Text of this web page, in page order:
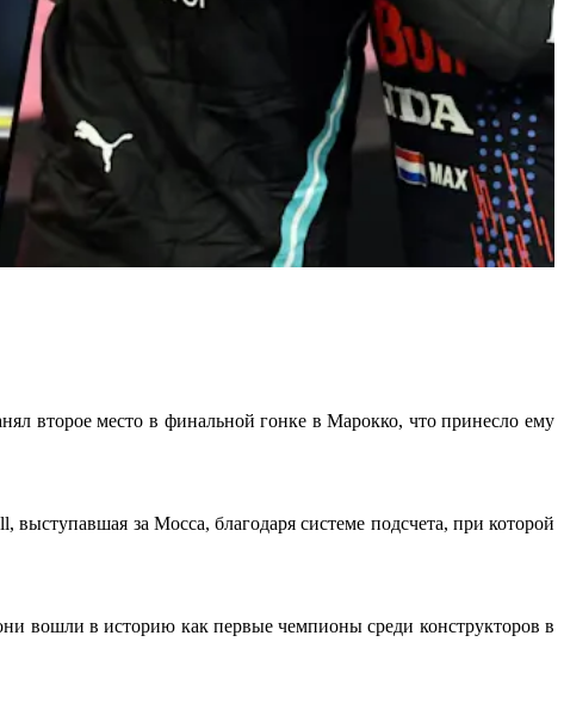
второе место в финальной гонке в Марокко, что принесло ему
за Мосса, благодаря системе подсчета, при которой
вошли в историю как первые чемпионы среди конструкторов в